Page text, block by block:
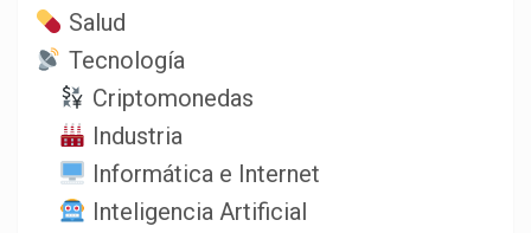
Salud
Tecnología
Criptomonedas
Industria
Informática e Internet
Inteligencia Artificial